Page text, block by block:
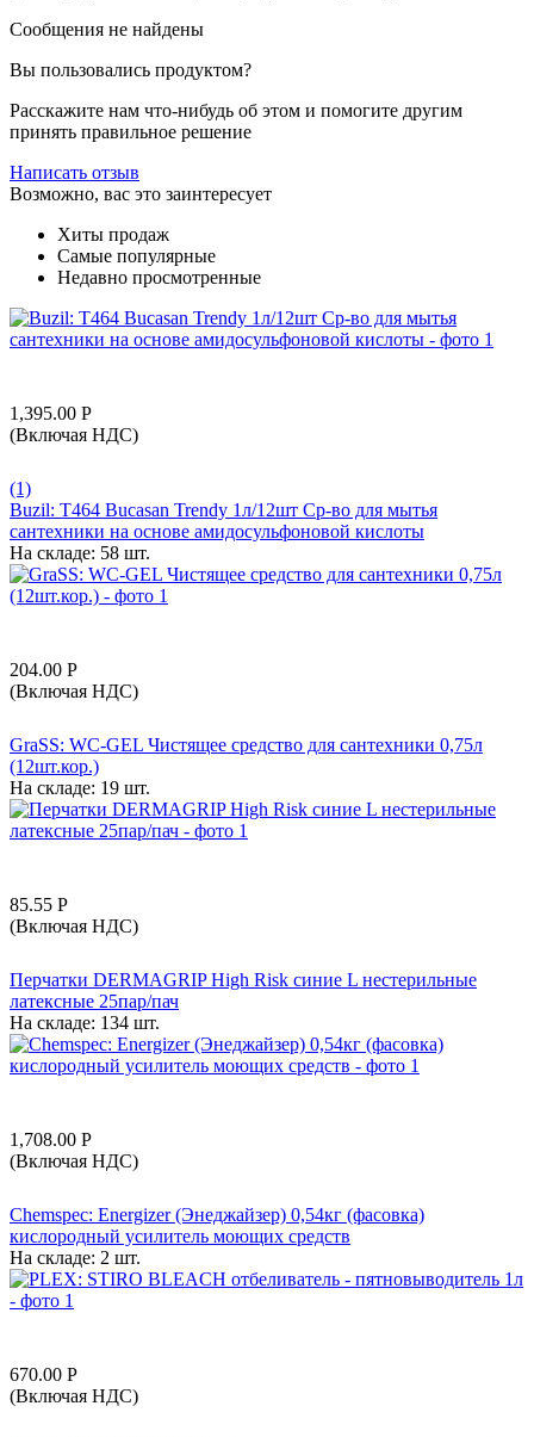
Сообщения не найдены
Вы пользовались продуктом?
Расскажите нам что-нибудь об этом и помогите другим
принять правильное решение
Написать отзыв
Возможно, вас это заинтересует
Хиты продаж
Самые популярные
Недавно просмотренные
1,395.00 Р
(Включая НДС)
(1)
Buzil: T464 Bucasan Trendy 1л/12шт Ср-во для мытья
сантехники на основе амидосульфоновой кислоты
На складе: 58 шт.
204.00 Р
(Включая НДС)
GraSS: WC-GEL Чистящее средство для сантехники 0,75л
(12шт.кор.)
На складе: 19 шт.
85.55 Р
(Включая НДС)
Перчатки DERMAGRIP High Risk синие L нестерильные
латексные 25пар/пач
На складе: 134 шт.
1,708.00 Р
(Включая НДС)
Chemspec: Energizer (Энеджайзер) 0,54кг (фасовка)
кислородный усилитель моющих средств
На складе: 2 шт.
670.00 Р
(Включая НДС)